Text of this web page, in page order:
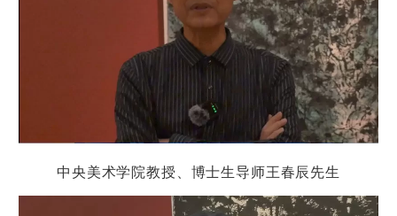
中央美术学院教授、博士生导师王春辰先生